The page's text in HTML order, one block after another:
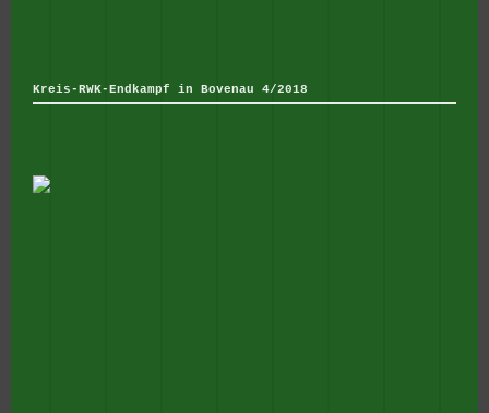
Kreis-RWK-Endkampf in Bovenau 4/2018